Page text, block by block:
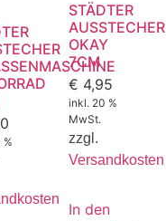
STÄDTER
AUSSTECHER
OKAY
7CM
€ 4,95
inkl. 20 %
MwSt.
zzgl.
Versandkosten
In den